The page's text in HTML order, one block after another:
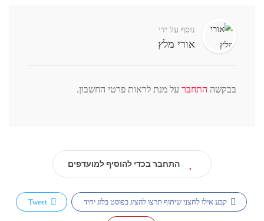
נוסף על ידי
אורי מלץ
בבקשה התחבר על מנת לראות פרטי החשבון.
התחבר בכדי להוסיף למועדפים
קבע אילו לחצני שיתוף תרצו להציג בפוסט בלוג יחיד Tweet